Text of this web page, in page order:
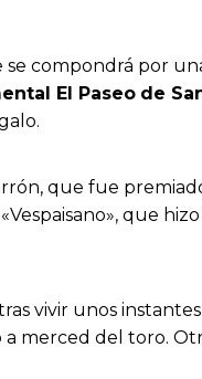
compondrá por
El Paseo de
que fue
que
vivir unos
merced del toro.